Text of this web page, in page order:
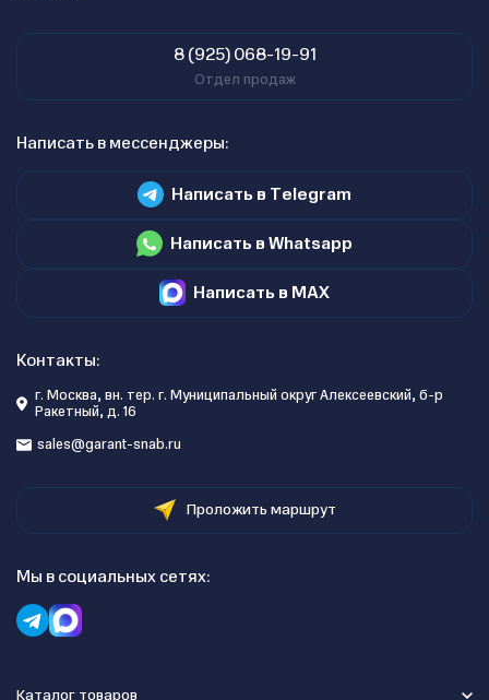
8 (925) 068-19-91
Отдел продаж
Написать в мессенджеры:
Написать в Telegram
Написать в Whatsapp
Написать в MAX
Контакты:
г. Москва, вн. тер. г. Муниципальный округ Алексеевский, б-р
Ракетный, д. 16
sales@garant-snab.ru
Проложить маршрут
Мы в социальных сетях:
Каталог товаров